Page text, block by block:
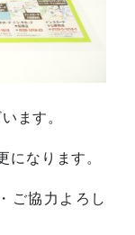
ます。
なります。
ご協力よろし